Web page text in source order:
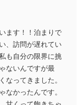
ます！！泊まりで
、訪問が遅れてい
も自分の限界に挑
ないんですが最
なってきました。
なかったんです。